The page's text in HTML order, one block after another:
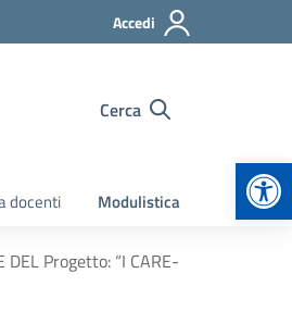
Accedi
Cerca
docenti Modulistica
DEL Progetto: “I CARE-